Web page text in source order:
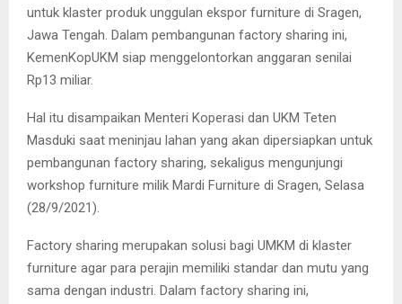
untuk klaster produk unggulan ekspor furniture di Sragen,
Jawa Tengah. Dalam pembangunan factory sharing ini,
KemenKopUKM siap menggelontorkan anggaran senilai
Rp13 miliar.
Hal itu disampaikan Menteri Koperasi dan UKM Teten
Masduki saat meninjau lahan yang akan dipersiapkan untuk
pembangunan factory sharing, sekaligus mengunjungi
workshop furniture milik Mardi Furniture di Sragen, Selasa
(28/9/2021).
Factory sharing merupakan solusi bagi UMKM di klaster
furniture agar para perajin memiliki standar dan mutu yang
sama dengan industri. Dalam factory sharing ini,